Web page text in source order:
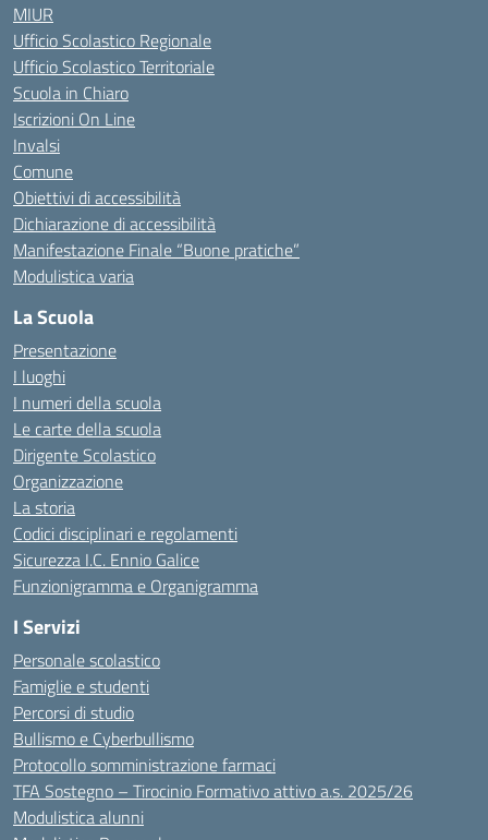
MIUR
Ufficio Scolastico Regionale
Ufficio Scolastico Territoriale
Scuola in Chiaro
Iscrizioni On Line
Invalsi
Comune
Obiettivi di accessibilità
Dichiarazione di accessibilità
Manifestazione Finale “Buone pratiche”
Modulistica varia
La Scuola
Presentazione
I luoghi
I numeri della scuola
Le carte della scuola
Dirigente Scolastico
Organizzazione
La storia
Codici disciplinari e regolamenti
Sicurezza I.C. Ennio Galice
Funzionigramma e Organigramma
I Servizi
Personale scolastico
Famiglie e studenti
Percorsi di studio
Bullismo e Cyberbullismo
Protocollo somministrazione farmaci
TFA Sostegno – Tirocinio Formativo attivo a.s. 2025/26
Modulistica alunni